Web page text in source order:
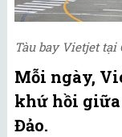
Tàu bay Vietjet tại
Mỗi ngày,
khứ hồi giữa
Đảo.